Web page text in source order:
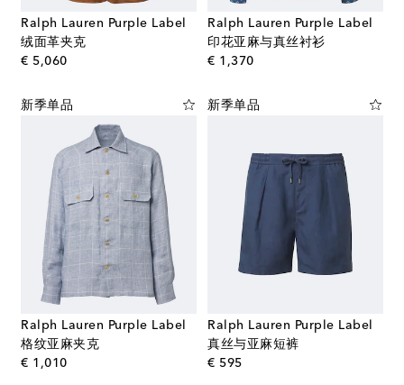
Ralph Lauren Purple Label
绒面革夹克
€ 5,060original price
Ralph Lauren Purple Label
印花亚麻与真丝衬衫
€ 1,370original price
新季单品
Ralph Lauren Purple Label
格纹亚麻夹克
€ 1,010original price
新季单品
Ralph Lauren Purple Label
真丝与亚麻短裤
€ 595original price